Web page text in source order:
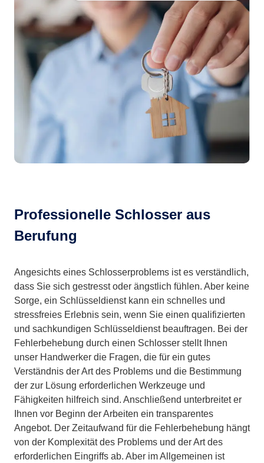
Professionelle Schlosser aus
Berufung
Angesichts eines Schlosserproblems ist es verständlich,
dass Sie sich gestresst oder ängstlich fühlen. Aber keine
Sorge, ein Schlüsseldienst kann ein schnelles und
stressfreies Erlebnis sein, wenn Sie einen qualifizierten
und sachkundigen Schlüsseldienst beauftragen. Bei der
Fehlerbehebung durch einen Schlosser stellt Ihnen
unser Handwerker die Fragen, die für ein gutes
Verständnis der Art des Problems und die Bestimmung
der zur Lösung erforderlichen Werkzeuge und
Fähigkeiten hilfreich sind. Anschließend unterbreitet er
Ihnen vor Beginn der Arbeiten ein transparentes
Angebot. Der Zeitaufwand für die Fehlerbehebung hängt
von der Komplexität des Problems und der Art des
erforderlichen Eingriffs ab. Aber im Allgemeinen ist